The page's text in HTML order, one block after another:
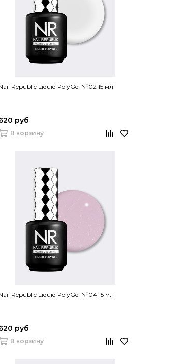
Republic Liquid PolyGel №02 15 мл
руб
В корзину
Republic Liquid PolyGel №04 15 мл
руб
В корзину